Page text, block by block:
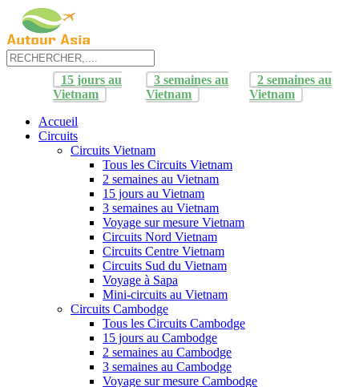
15 jours au
Vietnam
3 semaines au
Vietnam
2 semaines au
Vietnam
Accueil
Circuits
Circuits Vietnam
Tous les Circuits Vietnam
2 semaines au Vietnam
15 jours au Vietnam
3 semaines au Vietnam
Voyage sur mesure Vietnam
Circuits Nord Vietnam
Circuits Centre Vietnam
Circuits Sud du Vietnam
Voyage à Sapa
Mini-circuits au Vietnam
Circuits Cambodge
Tous les Circuits Cambodge
15 jours au Cambodge
2 semaines au Cambodge
3 semaines au Cambodge
Voyage sur mesure Cambodge